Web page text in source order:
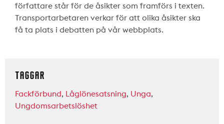
författare står för de åsikter som framförs i texten.
Transportarbetaren verkar för att olika åsikter ska
få ta plats i debatten på vår webbplats.
TAGGAR
Fackförbund, Låglönesatsning, Unga,
Ungdomsarbetslöshet